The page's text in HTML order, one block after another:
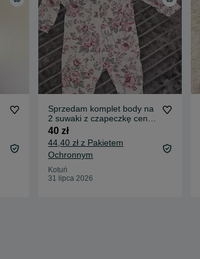
Sprzedam komplet body na
2 suwaki z czapeczkę cena
40 zl stan idalny
40 zł
44,40 zł z Pakietem
Ochronnym
Kotuń
31 lipca 2026